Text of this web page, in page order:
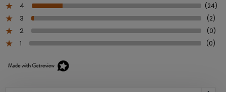
4 (24)
3 (2)
2 (0)
1 (0)